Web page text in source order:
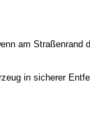
am Straßenrand
in sicherer